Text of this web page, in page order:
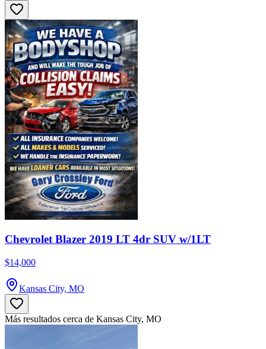
Chevrolet Blazer 2019 LT 4dr SUV w/1LT
$14,000
Kansas City, MO
Más resultados cerca de Kansas City, MO